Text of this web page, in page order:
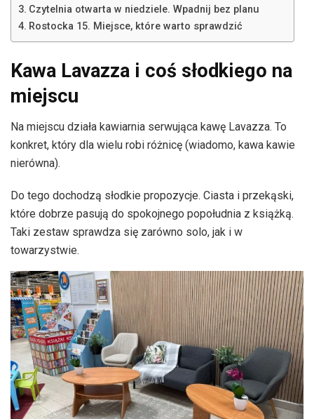
Czytelnia otwarta w niedziele. Wpadnij bez planu
Rostocka 15. Miejsce, które warto sprawdzić
Kawa Lavazza i coś słodkiego na
miejscu
Na miejscu działa kawiarnia serwująca kawę Lavazza. To
konkret, który dla wielu robi różnicę (wiadomo, kawa kawie
nierówna).
Do tego dochodzą słodkie propozycje. Ciasta i przekąski,
które dobrze pasują do spokojnego popołudnia z książką.
Taki zestaw sprawdza się zarówno solo, jak i w
towarzystwie.